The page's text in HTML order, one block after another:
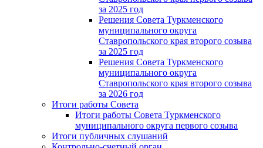
за 2025 год
Решения Совета Туркменского
муниципального округа
Ставропольского края второго созыва
за 2025 год
Решения Совета Туркменского
муниципального округа
Ставропольского края второго созыва
за 2026 год
Итоги работы Совета
Итоги работы Совета Туркменского
муниципального округа первого созыва
Итоги публичных слушаний